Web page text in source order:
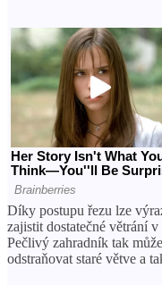
Díky postupu řezu lze
zajistit dostatečné větrání
Pečlivý zahradník tak
odstraňovat staré větve a